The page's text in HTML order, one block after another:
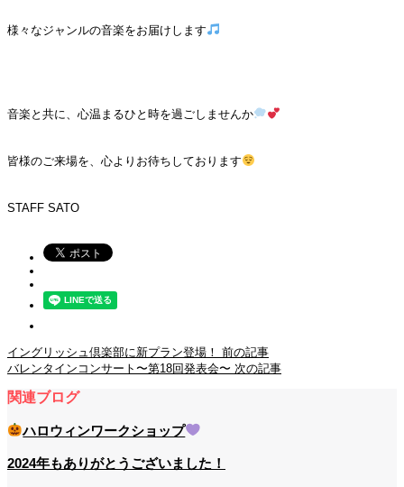
様々なジャンルの音楽をお届けします
音楽と共に、心温まるひと時を過ごしませんか
皆様のご来場を、心よりお待ちしております
STAFF SATO
イングリッシュ倶楽部に新プラン登場！ 前の記事
バレンタインコンサート〜第18回発表会〜 次の記事
関連ブログ
ハロウィンワークショップ
2024年もありがとうございました！